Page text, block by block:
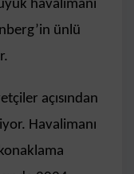
havalimanı
ünlü
açısından
Havalimanı